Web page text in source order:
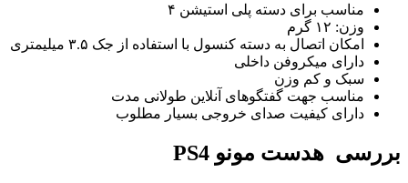
مناسب برای دسته پلی استیشن ۴
وزن: ۱۲ گرم
امکان اتصال به دسته کنسول با استفاده از جک ۳.۵ میلیمتری
دارای میکروفن داخلی
سبک و کم وزن
مناسب جهت گفتگوهای آنلاین طولانی مدت
دارای کیفیت صدای خروجی بسیار مطلوب
بررسی هدست مونو PS4